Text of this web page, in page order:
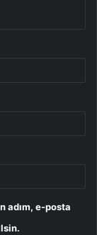
adım, e-posta